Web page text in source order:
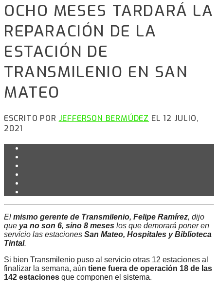
OCHO MESES TARDARÁ LA
REPARACIÓN DE LA
ESTACIÓN DE
TRANSMILENIO EN SAN
MATEO
ESCRITO POR JEFFERSON BERMÚDEZ EL 12 JULIO,
2021
El mismo gerente de Transmilenio, Felipe Ramírez, dijo
que ya no son 6, sino 8 meses los que demorará poner en
servicio las estaciones San Mateo, Hospitales y Biblioteca
Tintal.
Si bien Transmilenio puso al servicio otras 12 estaciones al
finalizar la semana, aún tiene fuera de operación 18 de las
142 estaciones que componen el sistema.